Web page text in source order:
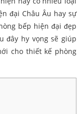
đại Châu Âu hay sự
bếp hiện đại đẹp
đây hy vọng sẽ giúp
cho thiết kế phòng